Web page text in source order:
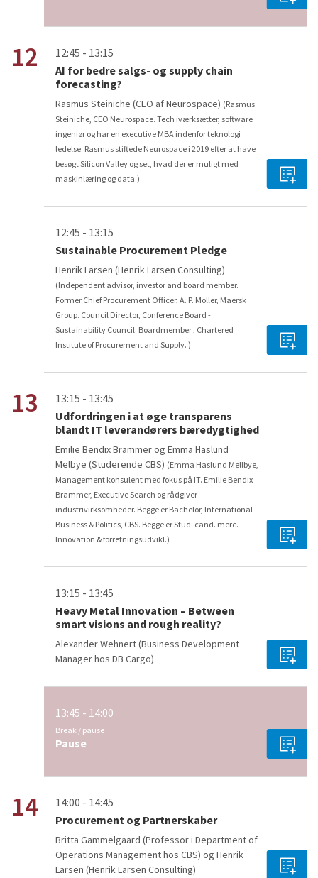
12
12:45 - 13:15
AI for bedre salgs- og supply chain
forecasting?
Rasmus Steiniche (CEO af Neurospace) (Rasmus
Steiniche, CEO Neurospace. Tech iværksætter, software
ingeniør og har en executive MBA indenfor teknologi
ledelse. Rasmus stiftede Neurospace i 2019 efter at have
besøgt Silicon Valley og set, hvad der er muligt med
maskinlæring og data.)
12:45 - 13:15
Sustainable Procurement Pledge
Henrik Larsen (Henrik Larsen Consulting)
(Independent advisor, investor and board member.
Former Chief Procurement Officer, A. P. Moller, Maersk
Group. Council Director, Conference Board -
Sustainability Council. Boardmember , Chartered
Institute of Procurement and Supply. )
13
13:15 - 13:45
Udfordringen i at øge transparens
blandt IT leverandørers bæredygtighed
Emilie Bendix Brammer og Emma Haslund
Melbye (Studerende CBS) (Emma Haslund Mellbye,
Management konsulent med fokus på IT. Emilie Bendix
Brammer, Executive Search og rådgiver
industrivirksomheder. Begge er Bachelor, International
Business & Politics, CBS. Begge er Stud. cand. merc.
Innovation & forretningsudvikl.)
13:15 - 13:45
Heavy Metal Innovation – Between
smart visions and rough reality?
Alexander Wehnert (Business Development
Manager hos DB Cargo)
13:45 - 14:00
Break / pause
Pause
14
14:00 - 14:45
Procurement og Partnerskaber
Britta Gammelgaard (Professor i Department of
Operations Management hos CBS) og Henrik
Larsen (Henrik Larsen Consulting)